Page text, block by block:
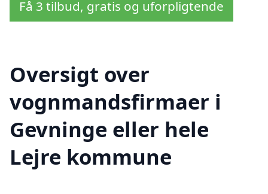
Få 3 tilbud, gratis og uforpligtende
Oversigt over
vognmandsfirmaer i
Gevninge eller hele
Lejre kommune